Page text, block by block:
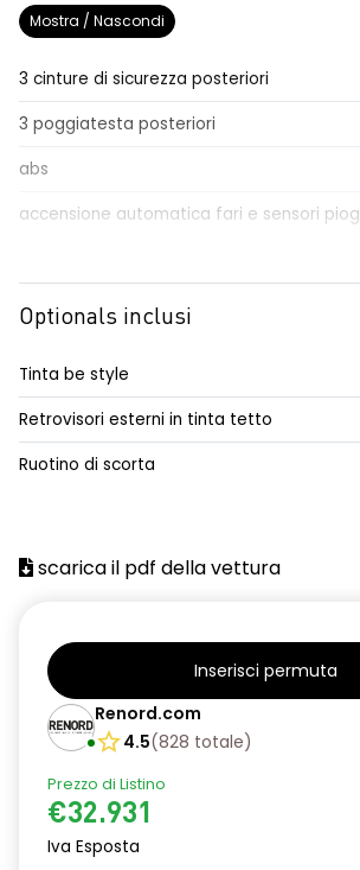
Mostra / Nascondi
3 cinture di sicurezza posteriori
3 poggiatesta posteriori
abs
accensione automatica fari e sensori
airbag frontale conducente e passeggero
alzacristalli posteriori elettrici impulsionali
assistenza alla frenata d'emergenza
cartografia standard
climatizzatore automatico
criterio tecnico per tetto panoramico
design cerchi in lega da 18'' diamantati
disattivazione ADAS
distance warning avviso distanza di
Optionals inclusi
Tinta be style
Retrovisori esterni in tinta tetto
Ruotino di scorta
scarica il pdf della vettura
Inserisci permuta
Renord.com
4.5(828 totale)
Prezzo di Listino
€32.931
Iva Esposta